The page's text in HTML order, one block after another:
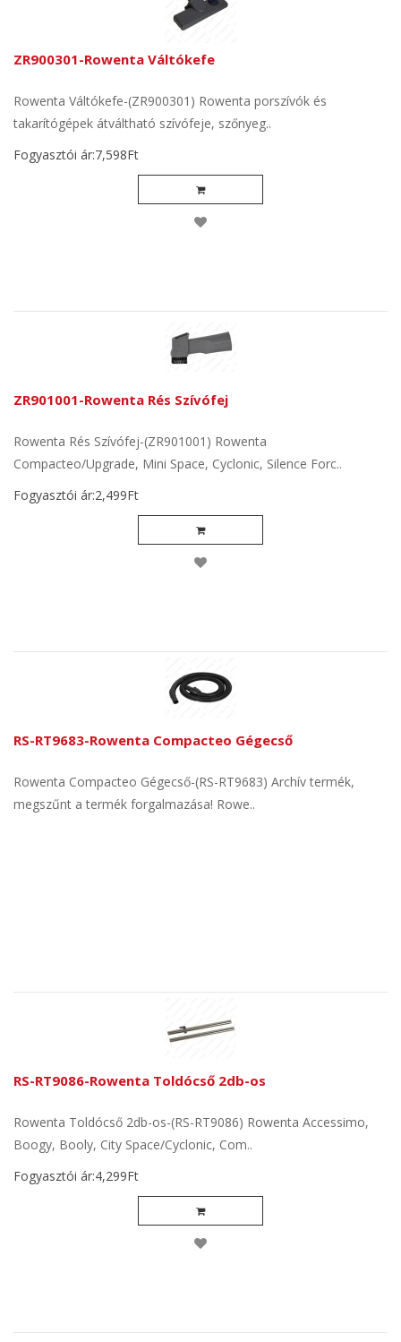
ZR900301-Rowenta Váltókefe
Rowenta Váltókefe-(ZR900301) Rowenta porszívók és
takarítógépek átváltható szívófeje, szőnyeg..
Fogyasztói ár:7,598Ft
ZR901001-Rowenta Rés Szívófej
Rowenta Rés Szívófej-(ZR901001) Rowenta
Compacteo/Upgrade, Mini Space, Cyclonic, Silence Forc..
Fogyasztói ár:2,499Ft
RS-RT9683-Rowenta Compacteo Gégecső
Rowenta Compacteo Gégecső-(RS-RT9683) Archív termék,
megszűnt a termék forgalmazása! Rowe..
RS-RT9086-Rowenta Toldócső 2db-os
Rowenta Toldócső 2db-os-(RS-RT9086) Rowenta Accessimo,
Boogy, Booly, City Space/Cyclonic, Com..
Fogyasztói ár:4,299Ft